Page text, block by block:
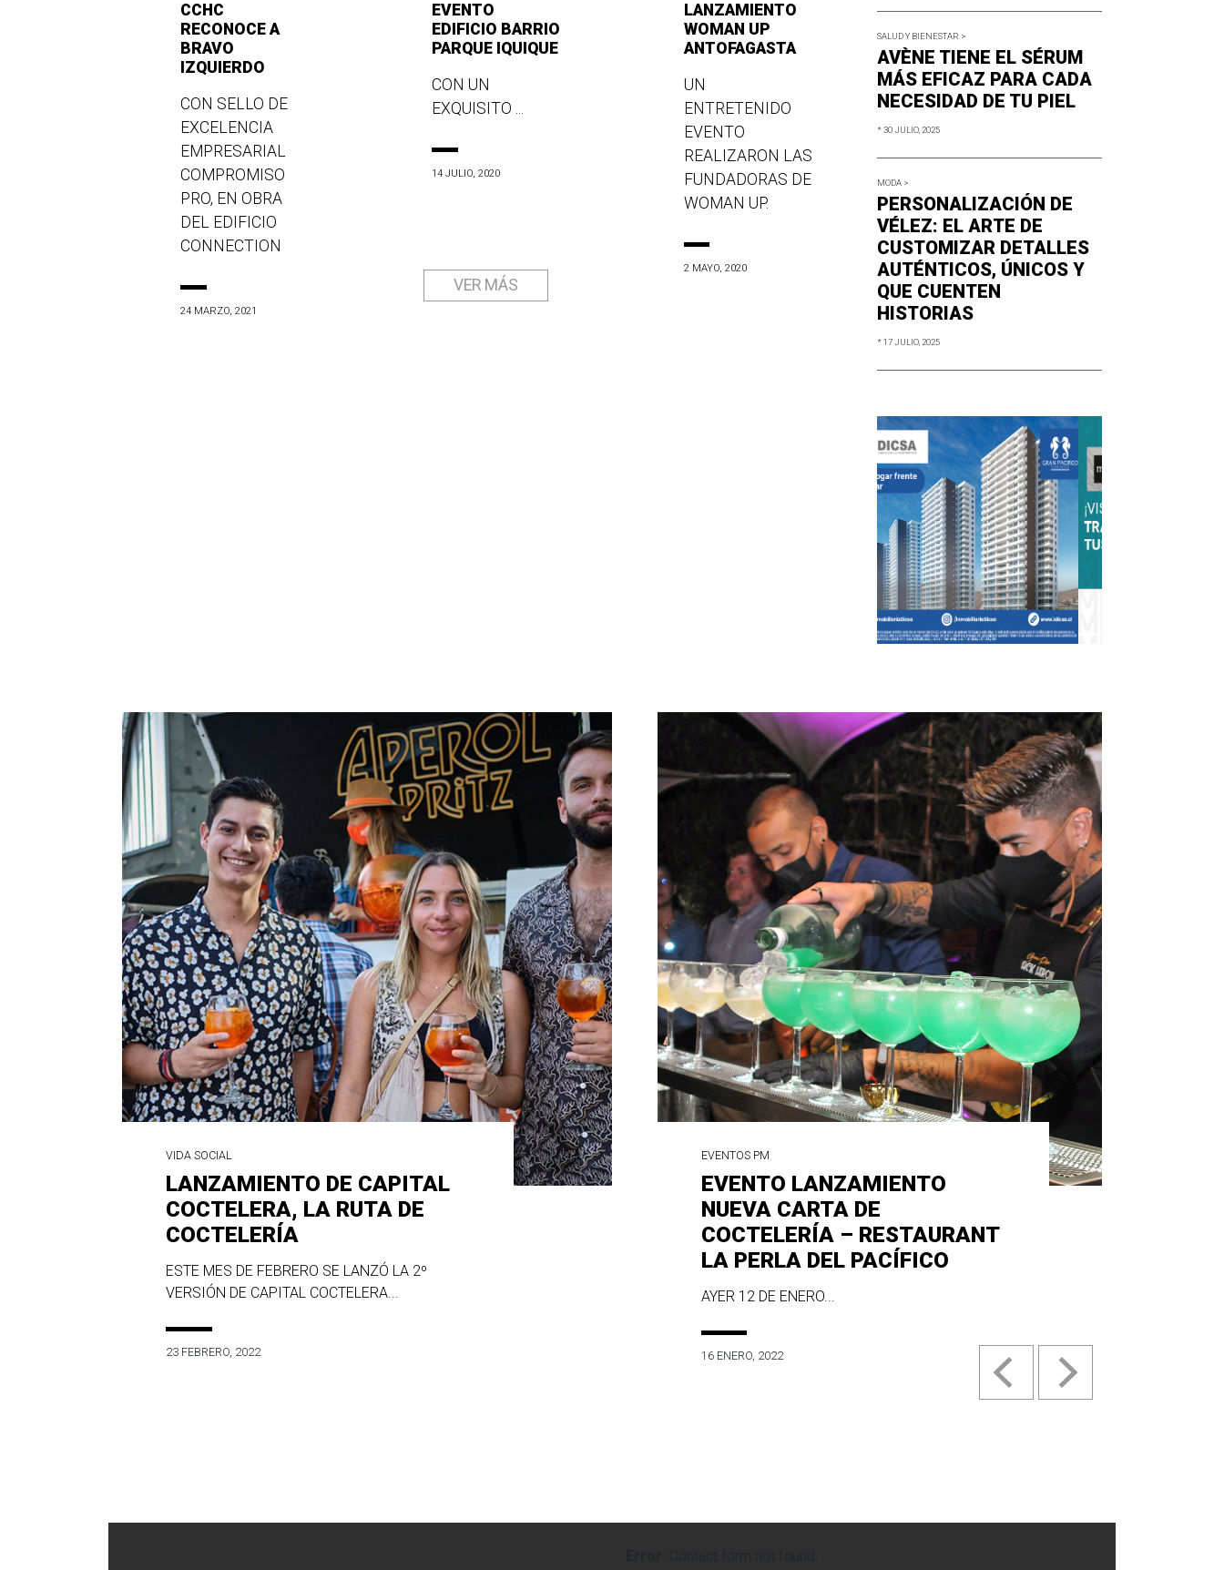
CCHC
RECONOCE A
BRAVO
IZQUIERDO
CON SELLO DE
EXCELENCIA
EMPRESARIAL
COMPROMISO
PRO, EN OBRA
DEL EDIFICIO
CONNECTION
24 MARZO, 2021
EVENTO
EDIFICIO BARRIO
PARQUE IQUIQUE
CON UN
EXQUISITO ...
14 JULIO, 2020
LANZAMIENTO
WOMAN UP
ANTOFAGASTA
UN
ENTRETENIDO
EVENTO
REALIZARON LAS
FUNDADORAS DE
WOMAN UP.
2 MAYO, 2020
VER MÁS
SALUD Y BIENESTAR >
AVÈNE TIENE EL SÉRUM
MÁS EFICAZ PARA CADA
NECESIDAD DE TU PIEL
* 30 JULIO, 2025
MODA >
PERSONALIZACIÓN DE
VÉLEZ: EL ARTE DE
CUSTOMIZAR DETALLES
AUTÉNTICOS, ÚNICOS Y
QUE CUENTEN
HISTORIAS
* 17 JULIO, 2025
VIDA SOCIAL
LANZAMIENTO DE CAPITAL
COCTELERA, LA RUTA DE
COCTELERÍA
ESTE MES DE FEBRERO SE LANZÓ LA 2º
VERSIÓN DE CAPITAL COCTELERA...
23 FEBRERO, 2022
EVENTOS PM
EVENTO LANZAMIENTO
NUEVA CARTA DE
COCTELERÍA – RESTAURANT
LA PERLA DEL PACÍFICO
AYER 12 DE ENERO...
16 ENERO, 2022